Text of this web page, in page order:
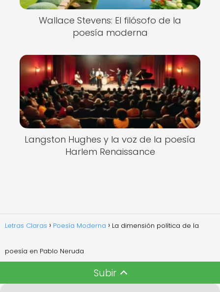
Wallace Stevens: El filósofo de la
poesía moderna
Langston Hughes y la voz de la poesía
Harlem Renaissance
Letras Claras Poesía Moderna La dimensión política de la
poesía en Pablo Neruda
Subir